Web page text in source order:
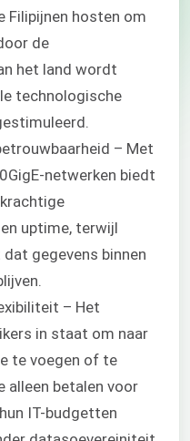
Filipijnen hosten om
de
het land wordt
technologische
– Met
netwerken biedt
uptime, terwijl
gegevens binnen
– Het
in staat om naar
te voegen of te
alleen betalen voor
IT-budgetten